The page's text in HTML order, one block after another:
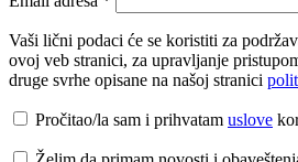
Vaši lični podaci će se koristiti za
ovoj veb stranici, za upravljanje
druge svrhe opisane na našoj stranici
Pročitao/la sam i prihvatam uslove